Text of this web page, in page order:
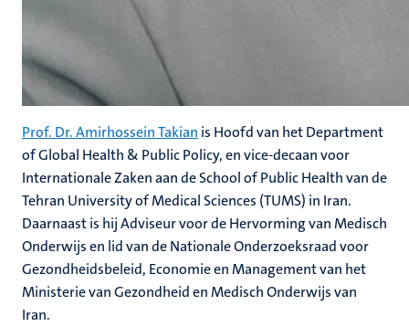
Prof. Dr. Amirhossein Takian is Hoofd van het Department
of Global Health & Public Policy, en vice-decaan voor
Internationale Zaken aan de School of Public Health van de
Tehran University of Medical Sciences (TUMS) in Iran.
Daarnaast is hij Adviseur voor de Hervorming van Medisch
Onderwijs en lid van de Nationale Onderzoeksraad voor
Gezondheidsbeleid, Economie en Management van het
Ministerie van Gezondheid en Medisch Onderwijs van
Iran.